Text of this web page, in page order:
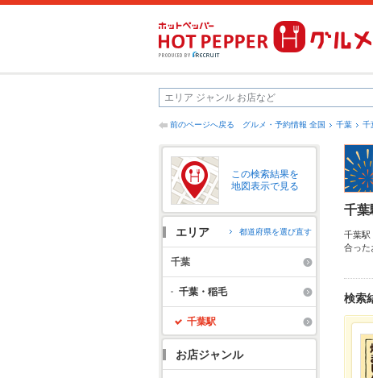
前のページへ戻る グルメ・予約情報 全国 千葉 千
この検索結果を
地図表示で見る
エリア 都道府県を選び直す
千葉
千葉・稲毛
千葉駅
お店ジャンル
千葉
千葉駅
合った
検索